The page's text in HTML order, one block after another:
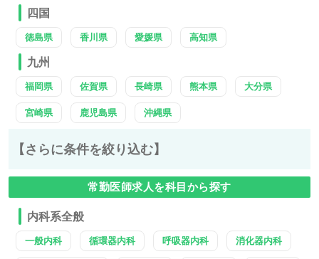
四国
徳島県 香川県 愛媛県 高知県
九州
福岡県 佐賀県 長崎県 熊本県 大分県
宮崎県 鹿児島県 沖縄県
【さらに条件を絞り込む】
常勤医師求人を科目から探す
内科系全般
一般内科 循環器内科 呼吸器内科 消化器内科